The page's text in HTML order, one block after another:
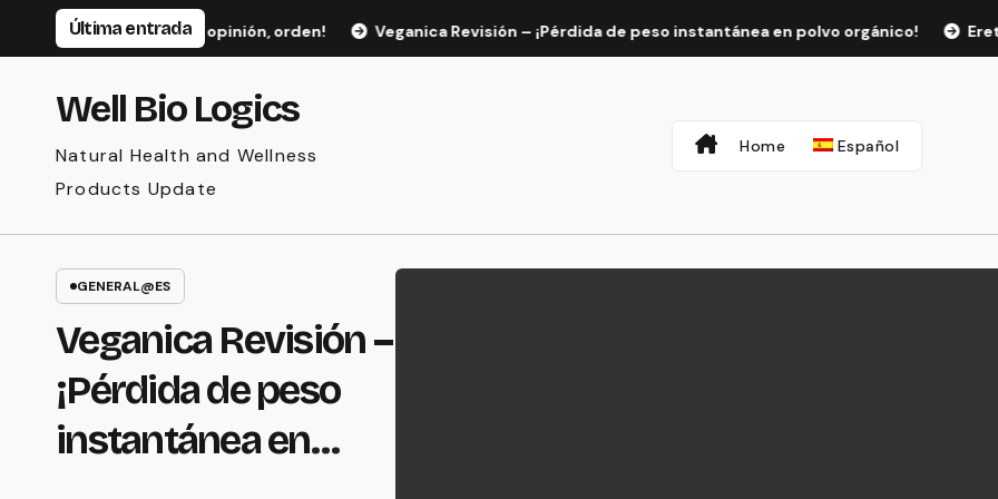
Última entrada
articulaciones, opinión, orden! Veganica Revisión – ¡Pérdida de peso instantánea en polvo orgánico! Eretron
Well Bio Logics
Natural Health and Wellness
Products Update
Home Español
GENERAL@ES
Veganica Revisión –
¡Pérdida de peso
instantánea en